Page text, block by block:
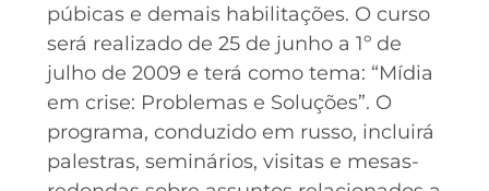
púbicas e demais habilitações. O curso
será realizado de 25 de junho a 1º de
julho de 2009 e terá como tema: “Mídia
em crise: Problemas e Soluções”. O
programa, conduzido em russo, incluirá
palestras, seminários, visitas e mesas-